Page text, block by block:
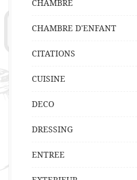
CHAMBRE
CHAMBRE D'ENFANT
CITATIONS
CUISINE
DECO
DRESSING
ENTREE